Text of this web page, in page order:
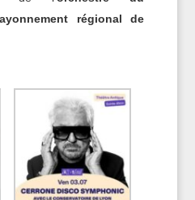
régional de